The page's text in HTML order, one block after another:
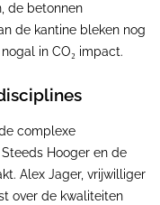
de betonnen
de kantine bleken nog
in CO₂ impact.
complexe
Hooger en de
Alex Jager, vrijwilliger
over de kwaliteiten